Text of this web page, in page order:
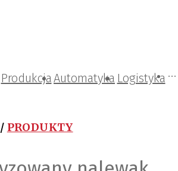
ProdukcjaAutomatyka Logistyka
i konstrukcje
IT
/ PRODUKTY